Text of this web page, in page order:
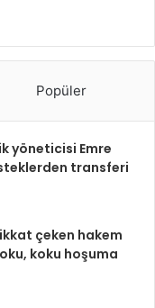
Popüler
yöneticisi Emre
transferi
çeken hakem
koku hoşuma